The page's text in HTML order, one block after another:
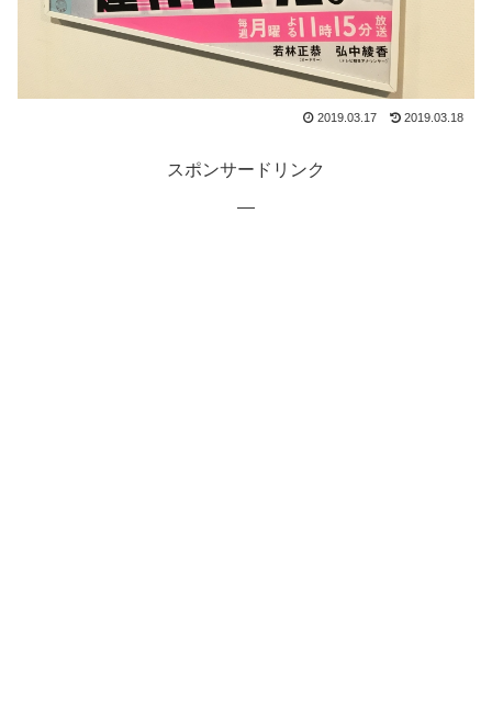
2019.03.17 2019.03.18
スポンサードリンク